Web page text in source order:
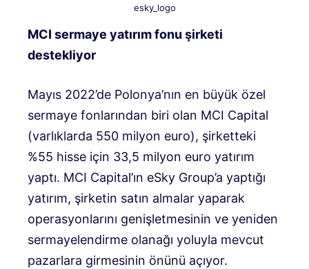
esky_logo
MCI sermaye yatırım fonu şirketi
destekliyor
Mayıs 2022’de Polonya’nın en büyük özel
sermaye fonlarından biri olan MCI Capital
(varlıklarda 550 milyon euro), şirketteki
%55 hisse için 33,5 milyon euro yatırım
yaptı. MCI Capital’ın eSky Group’a yaptığı
yatırım, şirketin satın almalar yaparak
operasyonlarını genişletmesinin ve yeniden
sermayelendirme olanağı yoluyla mevcut
pazarlara girmesinin önünü açıyor.